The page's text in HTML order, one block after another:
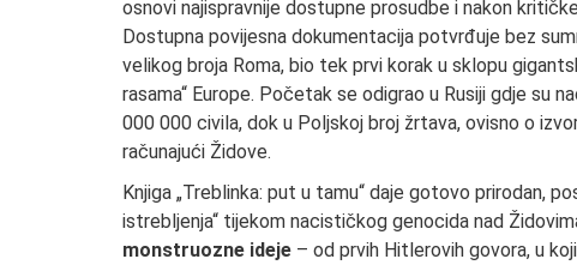
osnovi najispravnije dostupne prosudbe i nakon
Dostupna povijesna dokumentacija potvrđuje bez
velikog broja Roma, bio tek prvi korak u sklopu
rasama“ Europe. Početak se odigrao u Rusiji gdje su
000 000 civila, dok u Poljskoj broj žrtava, ovisno o
računajući Židove.
Knjiga „Treblinka: put u tamu“ daje gotovo prirodan,
istrebljenja“ tijekom nacističkog genocida nad
monstruozne ideje – od prvih Hitlerovih govora, u